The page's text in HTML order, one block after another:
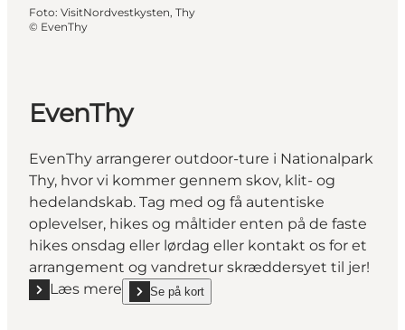
Foto: VisitNordvestkysten, Thy
© EvenThy
EvenThy
EvenThy arrangerer outdoor-ture i Nationalpark
Thy, hvor vi kommer gennem skov, klit- og
hedelandskab. Tag med og få autentiske
oplevelser, hikes og måltider enten på de faste
hikes onsdag eller lørdag eller kontakt os for et
arrangement og vandretur skræddersyet til jer!
Læs mere
Læs mere "EvenThy"Se på kort
show EvenThy on_map